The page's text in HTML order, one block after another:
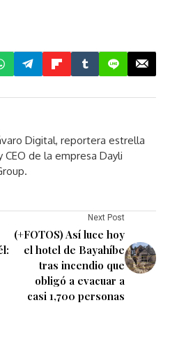
Digital, reportera estrella
CEO de la empresa Dayli
Next Post
(+FOTOS) Así luce hoy
el hotel de Bayahíbe
tras incendio que
obligó a evacuar a
casi 1,700 personas